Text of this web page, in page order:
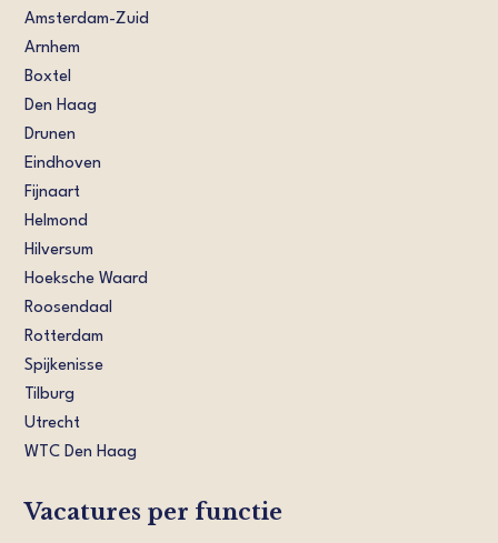
Amsterdam-Zuid
Arnhem
Boxtel
Den Haag
Drunen
Eindhoven
Fijnaart
Helmond
Hilversum
Hoeksche Waard
Roosendaal
Rotterdam
Spijkenisse
Tilburg
Utrecht
WTC Den Haag
Vacatures per functie